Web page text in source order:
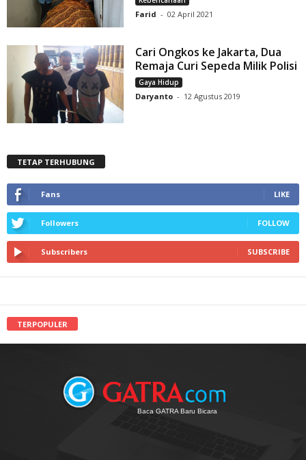
Farid - 02 April 2021
Cari Ongkos ke Jakarta, Dua
Remaja Curi Sepeda Milik Polisi
Gaya Hidup
Daryanto - 12 Agustus 2019
TETAP TERHUBUNG
Fans LIKE
Followers FOLLOW
Subscribers SUBSCRIBE
TERPOPULER
Baca GATRA Baru Bicara